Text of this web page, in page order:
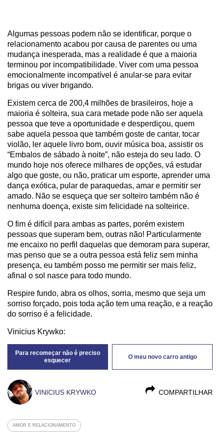
Algumas pessoas podem não se identificar, porque o
relacionamento acabou por causa de parentes ou uma
mudança inesperada, mas a realidade é que a maioria
terminou por incompatibilidade. Viver com uma pessoa
emocionalmente incompatível é anular-se para evitar
brigas ou viver brigando.
Existem cerca de 200,4 milhões de brasileiros, hoje a
maioria é solteira, sua cara metade pode não ser aquela
pessoa que teve a oportunidade e desperdiçou, quem
sabe aquela pessoa que também goste de cantar, tocar
violão, ler aquele livro bom, ouvir música boa, assistir os
“Embalos de sábado à noite”, não esteja do seu lado. O
mundo hoje nos oferece milhares de opções, vá estudar
algo que goste, ou não, praticar um esporte, aprender uma
dança exótica, pular de paraquedas, amar e permitir ser
amado. Não se esqueça que ser solteiro também não é
nenhuma doença, existe sim felicidade na solteirice.
O fim é difícil para ambas as partes, porém existem
pessoas que superam bem, outras não! Particularmente
me encaixo no perfil daquelas que demoram para superar,
mas penso que se a outra pessoa está feliz sem minha
presença, eu também posso me permitir ser mais feliz,
afinal o sol nasce para todo mundo.
Respire fundo, abra os olhos, sorria, mesmo que seja um
sorriso forçado, pois toda ação tem uma reação, e a reação
do sorriso é a felicidade.
Vinicius Krywko:
Para recomeçar não é preciso
esquecer
O meu novo carro antigo
COMPARTILHAR
VINICIUS KRYWKO
AMOR E RELACIONAMENTO